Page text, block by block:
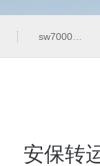
sw7000医用眼科索维角膜内皮细胞计
安保转